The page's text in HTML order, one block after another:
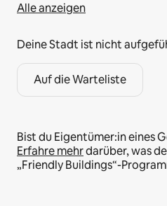
Alle anzeigen
Deine Stadt ist nicht
Auf die Warteliste
Bist du Eigentümer:in eines
Erfahre mehrdarüber, was
„Friendly Buildings“-